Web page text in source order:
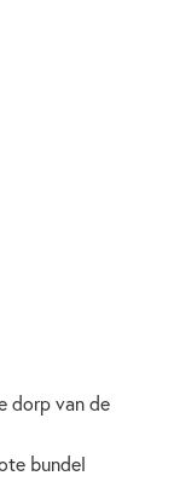
dorp van de
bundel